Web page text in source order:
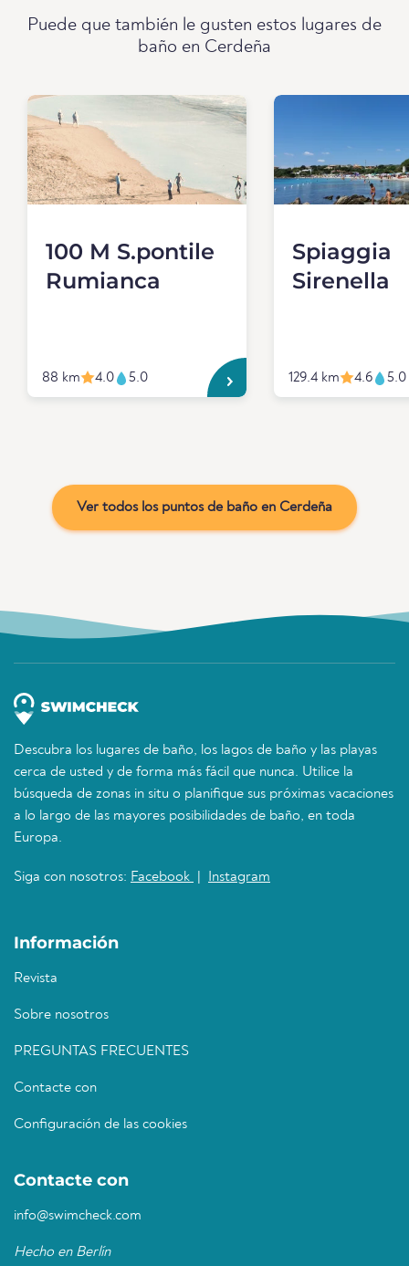
Puede que también le gusten estos lugares de
baño en Cerdeña
100 M S.pontile
Rumianca
88 km 4.0 5.0
Spiaggia
Sirenella
129.4 km 4.6 5.0
Ver todos los puntos de baño en Cerdeña
Descubra los lugares de baño, los lagos de baño y las playas
cerca de usted y de forma más fácil que nunca. Utilice la
búsqueda de zonas in situ o planifique sus próximas vacaciones
a lo largo de las mayores posibilidades de baño, en toda
Europa.
Siga con nosotros: Facebook Instagram
Información
Revista
Sobre nosotros
PREGUNTAS FRECUENTES
Contacte con
Configuración de las cookies
Contacte con
info@swimcheck.com
Hecho en Berlín